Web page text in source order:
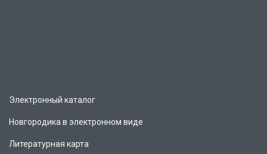
Электронный каталог
Новгородика в электронном виде
Литературная карта